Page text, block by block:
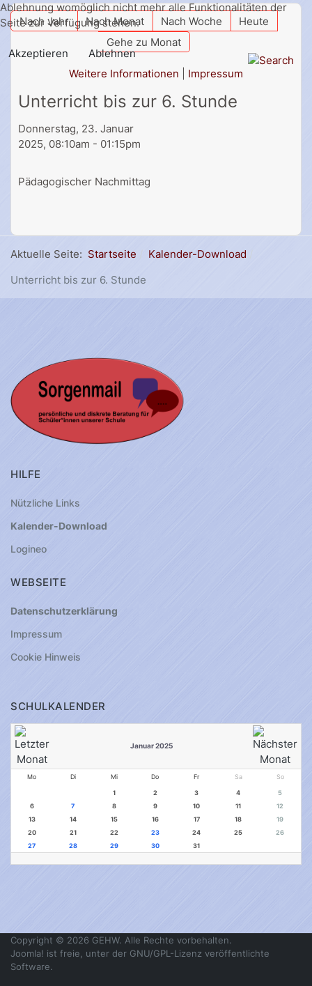
Nach Jahr Nach Monat Nach Woche
Heute
Gehe zu Monat
Unterricht bis zur 6. Stunde
Donnerstag, 23. Januar
2025, 08:10am - 01:15pm
Pädagogischer Nachmittag
Aktuelle Seite: Startseite
Kalender-Download
Unterricht bis zur 6. Stunde
HILFE
Nützliche Links
Kalender-Download
Logineo
WEBSEITE
Datenschutzerklärung
Impressum
Cookie Hinweis
SCHULKALENDER
Januar 2025
Mo Di Mi Do Fr Sa So
1 2 3 4
5
6
7 8 9 10 11
12
13
14 15 16 17 18
19
20
21 22 23 24 25
26
27
28 29 30 31
Copyright © 2026 GEHW. Alle Rechte vorbehalten.
Joomla! ist freie, unter der GNU/GPL-Lizenz veröffentlichte
Software.
Ablehnung womöglich nicht mehr alle Funktionalitäten der
Seite zur Verfügung stehen.
Akzeptieren
Ablehnen
Weitere Informationen
Impressum